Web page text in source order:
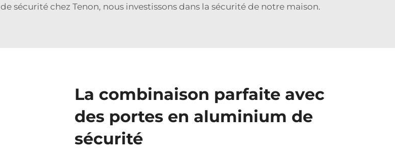
sécurité chez Tenon, nous investissons dans la sécurité de notre maison.
La combinaison parfaite avec
des portes en aluminium de
sécurité